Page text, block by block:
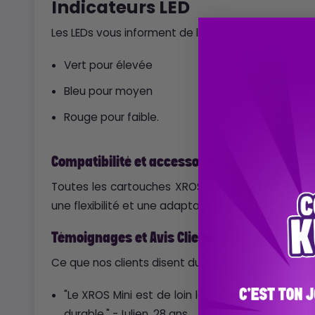
Indicateurs LED
Les LEDs vous informent de la charge restante :
Vert pour élevée
Bleu pour moyen
Rouge pour faible.
Compatibilité et accessoires
Toutes les cartouches XROS de Vaporesso sont
une flexibilité et une adaptabilité sans précédent.
Témoignages et Avis Clients
Ce que nos clients disent du XROS Mini:
"Le XROS Mini est de loin le meilleur pod pour